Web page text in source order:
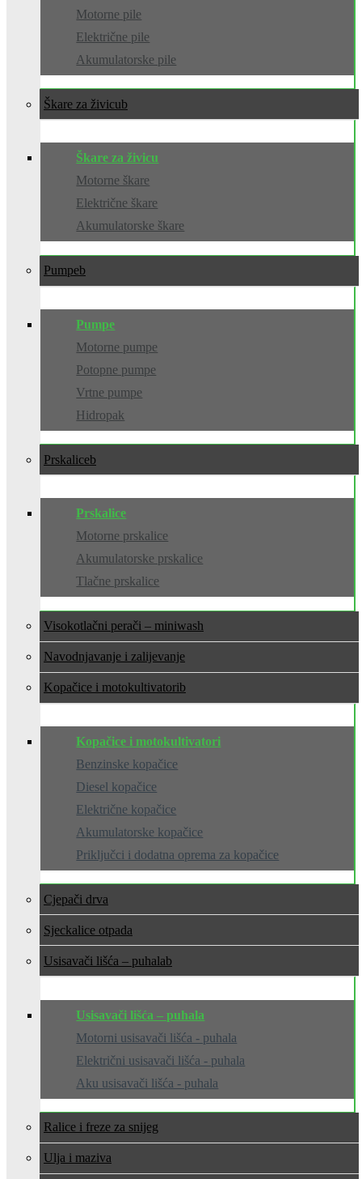
Motorne pile
Električne pile
Akumulatorske pile
Škare za živicu
Škare za živicu
Motorne škare
Električne škare
Akumulatorske škare
Pumpe
Pumpe
Motorne pumpe
Potopne pumpe
Vrtne pumpe
Hidropak
Prskalice
Prskalice
Motorne prskalice
Akumulatorske prskalice
Tlačne prskalice
Visokotlačni perači – miniwash
Navodnjavanje i zalijevanje
Kopačice i motokultivatori
Kopačice i motokultivatori
Benzinske kopačice
Diesel kopačice
Električne kopačice
Akumulatorske kopačice
Priključci i dodatna oprema za kopačice
Cjepači drva
Sjeckalice otpada
Usisavači lišća – puhala
Usisavači lišća – puhala
Motorni usisavači lišća - puhala
Električni usisavači lišća - puhala
Aku usisavači lišća - puhala
Ralice i freze za snijeg
Ulja i maziva